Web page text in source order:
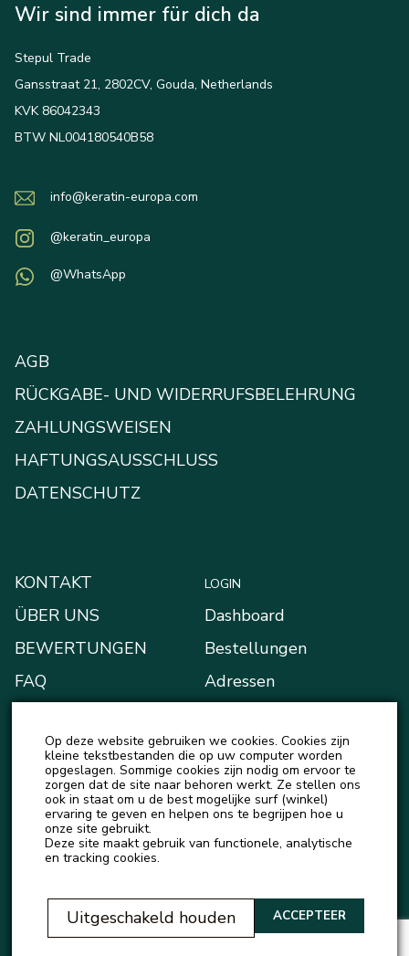
Wir sind immer für dich da
Stepul Trade
Gansstraat 21, 2802CV, Gouda, Netherlands
KVK 86042343
BTW NL004180540B58
info@keratin-europa.com
@keratin_europa
@WhatsApp
AGB
RÜCKGABE- UND WIDERRUFSBELEHRUNG
ZAHLUNGSWEISEN
HAFTUNGSAUSSCHLUSS
DATENSCHUTZ
KONTAKT
ÜBER UNS
BEWERTUNGEN
FAQ
NEUIGKEITEN
LOGIN
Dashboard
Bestellungen
Adressen
Mein Portemonnaie
Kontodetails
Ausloggen
Op deze website gebruiken we cookies. Cookies zijn
kleine tekstbestanden die op uw computer worden
opgeslagen. Sommige cookies zijn nodig om ervoor te
zorgen dat de site naar behoren werkt. Ze stellen ons
ook in staat om u de best mogelijke surf (winkel)
ervaring te geven en helpen ons te begrijpen hoe u
onze site gebruikt.
Deze site maakt gebruik van functionele, analytische
en tracking cookies.
ACCEPTEER
Uitgeschakeld houden